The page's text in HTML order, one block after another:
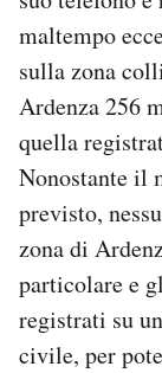
maltempo
sulla zona
Ardenza 256
quella
Nonostante il
previsto,
zona di
particolare e
registrati su
civile, per